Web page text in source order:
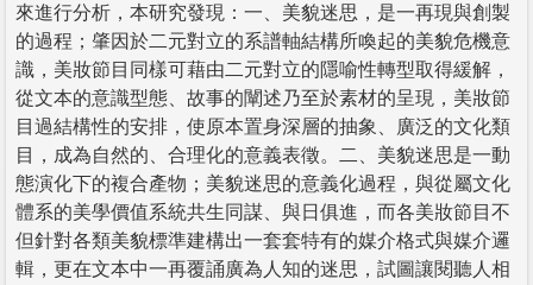
來進行分析，本研究發現：一、美貌迷思，是一再現與創製
的過程；肇因於二元對立的系譜軸結構所喚起的美貌危機意
識，美妝節目同樣可藉由二元對立的隱喻性轉型取得緩解，
從文本的意識型態、故事的闡述乃至於素材的呈現，美妝節
目過結構性的安排，使原本置身深層的抽象、廣泛的文化類
目，成為自然的、合理化的意義表徵。二、美貌迷思是一動
態演化下的複合產物；美貌迷思的意義化過程，與從屬文化
體系的美學價值系統共生同謀、與日俱進，而各美妝節目不
但針對各類美貌標準建構出一套套特有的媒介格式與媒介邏
輯，更在文本中一再覆誦廣為人知的迷思，試圖讓閱聽人相